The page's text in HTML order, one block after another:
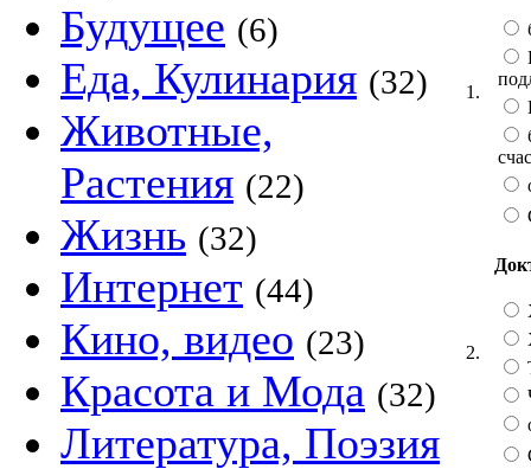
Будущее (6)
Еда, Кулинария (32)
Животные,
Растения (22)
Жизнь (32)
Интернет (44)
Кино, видео (23)
Красота и Мода (32)
Литература, Поэзия
1.
2.